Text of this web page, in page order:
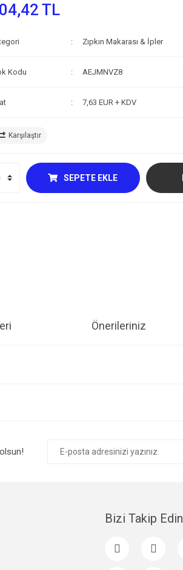
TL
Zıpkın Makarası & İpler
Kodu AEJMNVZ8
7,63 EUR + KDV
Karşılaştır
SEPETE EKLE
Önerileriniz
Bizi Takip Edin